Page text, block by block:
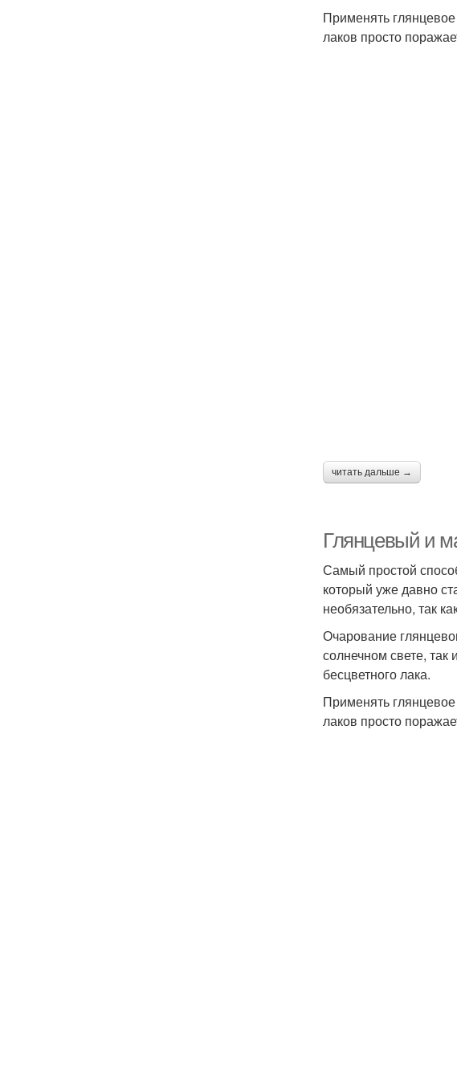
Применять
лаков просто
читать дальше →
Глянцевый и
Самый простой
который уже давно
необязательно, так
Очарование
солнечном свете,
бесцветного лака.
Применять
лаков просто